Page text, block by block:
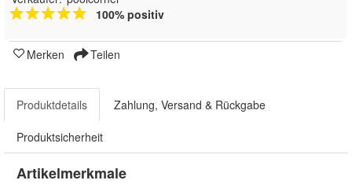
100% positiv
Merken Teilen
Produktdetails Zahlung, Versand & Rückgabe
Produktsicherheit
Artikelmerkmale